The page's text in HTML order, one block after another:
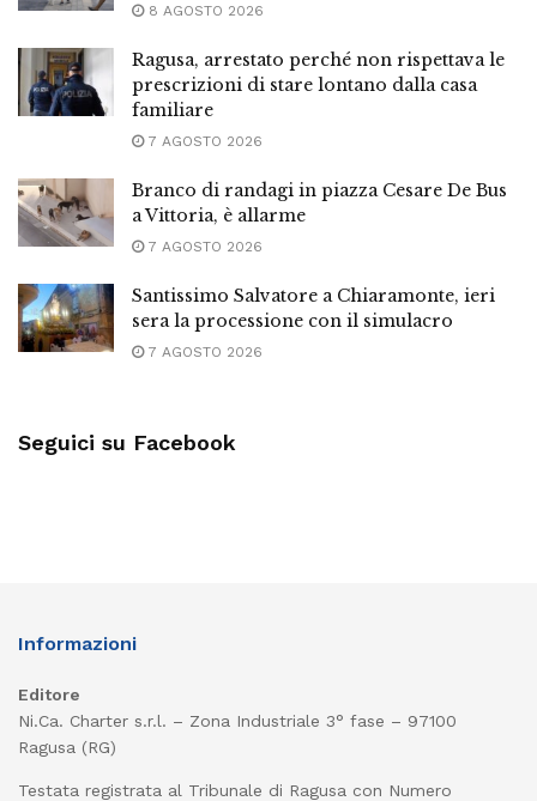
8 AGOSTO 2026
Ragusa, arrestato perché non rispettava le
prescrizioni di stare lontano dalla casa
familiare
7 AGOSTO 2026
Branco di randagi in piazza Cesare De Bus
a Vittoria, è allarme
7 AGOSTO 2026
Santissimo Salvatore a Chiaramonte, ieri
sera la processione con il simulacro
7 AGOSTO 2026
Seguici su Facebook
Informazioni
Editore
Ni.Ca. Charter s.r.l. – Zona Industriale 3° fase – 97100
Ragusa (RG)
Testata registrata al Tribunale di Ragusa con Numero